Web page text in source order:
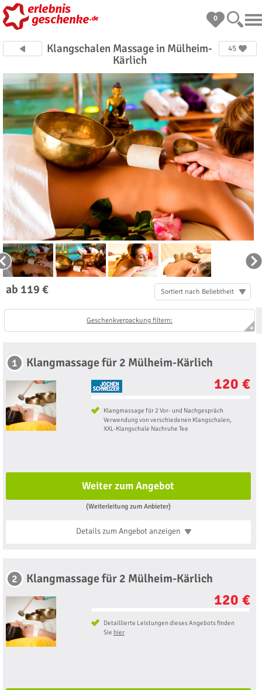
0
Klangschalen Massage in Mülheim-
Kärlich
45
ab 119 € Sortiert nach Beliebtheit
Geschenkverpackung filtern:
1 Klangmassage für 2 Mülheim-Kärlich
120 €
Klangmassage für 2 Vor- und Nachgespräch
Verwendung von verschiedenen Klangschalen,
XXL-Klangschale Nachruhe Tee
Weiter zum Angebot
(Weiterleitung zum Anbieter)
Details zum Angebotanzeigen
2 Klangmassage für 2 Mülheim-Kärlich
120 €
Detaillierte Leistungen dieses Angebots finden
Sie hier